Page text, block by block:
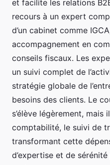
et facilite les relations
recours à un expert
d’un cabinet comme
accompagnement en
conseils fiscaux. Les
un suivi complet de
stratégie globale de
besoins des clients. Le
s’élève légèrement,
comptabilité, le suivi de
transformant cette
d’expertise et de